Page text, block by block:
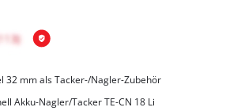
32 mm als Tacker-/Nagler-Zubehör
Akku-Nagler/Tacker TE-CN 18 Li